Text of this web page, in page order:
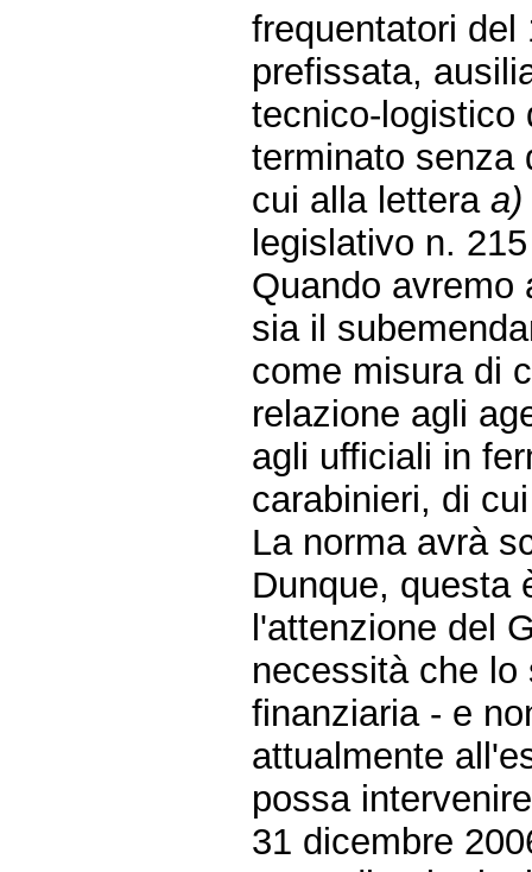
frequentatori del
prefissata,
tecnico-logistico
terminato senza
cui alla letteraa)
legislativo n.
Quando avremo
sia il
come misura di
relazione agli
agli ufficiali in
carabinieri, di
La norma avrà
Dunque, questa
l'attenzione del
necessità che lo
finanziaria - e
attualmente
possa
31 dicembre